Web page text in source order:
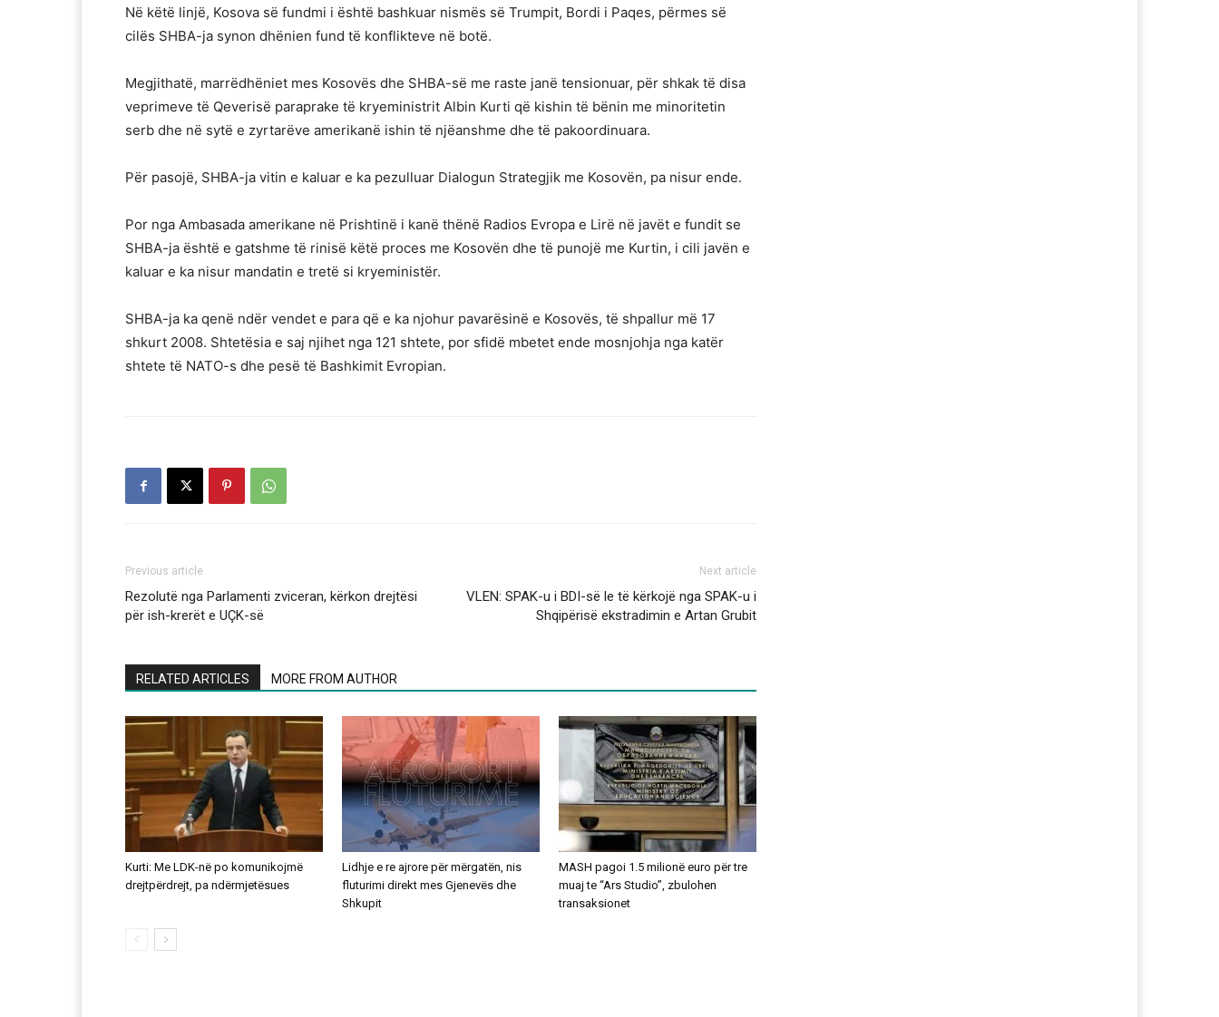
Në këtë linjë, Kosova së fundmi i është bashkuar nismës së Trumpit, Bordi i Paqes, përmes së
cilës SHBA-ja synon dhënien fund të konflikteve në botë.
Megjithatë, marrëdhëniet mes Kosovës dhe SHBA-së me raste janë tensionuar, për shkak të disa
veprimeve të Qeverisë paraprake të kryeministrit Albin Kurti që kishin të bënin me minoritetin
serb dhe në sytë e zyrtarëve amerikanë ishin të njëanshme dhe të pakoordinuara.
Për pasojë, SHBA-ja vitin e kaluar e ka pezulluar Dialogun Strategjik me Kosovën, pa nisur ende.
Por nga Ambasada amerikane në Prishtinë i kanë thënë Radios Evropa e Lirë në javët e fundit se
SHBA-ja është e gatshme të rinisë këtë proces me Kosovën dhe të punojë me Kurtin, i cili javën e
kaluar e ka nisur mandatin e tretë si kryeministër.
SHBA-ja ka qenë ndër vendet e para që e ka njohur pavarësinë e Kosovës, të shpallur më 17
shkurt 2008. Shtetësia e saj njihet nga 121 shtete, por sfidë mbetet ende mosnjohja nga katër
shtete të NATO-s dhe pesë të Bashkimit Evropian.
Previous article
Rezolutë nga Parlamenti zviceran, kërkon drejtësi
për ish-krerët e UÇK-së
Next article
VLEN: SPAK-u i BDI-së le të kërkojë nga SPAK-u i
Shqipërisë ekstradimin e Artan Grubit
RELATED ARTICLES MORE FROM AUTHOR
Kurti: Me LDK-në po komunikojmë
drejtpërdrejt, pa ndërmjetësues
Lidhje e re ajrore për mërgatën, nis
fluturimi direkt mes Gjenevës dhe
Shkupit
MASH pagoi 1.5 milionë euro për tre
muaj te “Ars Studio”, zbulohen
transaksionet